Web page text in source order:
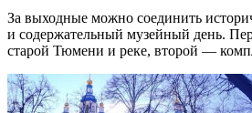
За выходные можно соединить
и содержательный музейный день.
старой Тюмени и реке, второй —